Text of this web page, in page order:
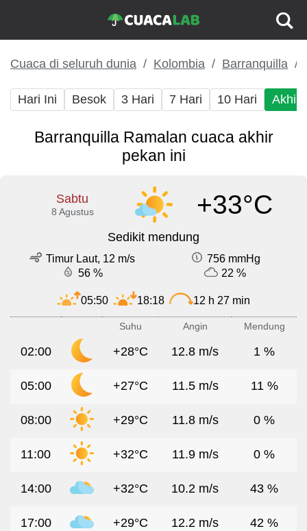
Cuaca di seluruh dunia Kolombia Barranquilla
Hari Ini Besok 3 Hari 7 Hari 10 Hari Akhir
Barranquilla Ramalan cuaca akhir
pekan ini
Sabtu
8 Agustus +33°C
Sedikit mendung
Timur Laut, 12 m/s
756 mmHg
56 %
22 %
05:50 18:18 12 h 27 min
Suhu Angin Mendung
02:00 +28°C 12.8 m/s 1 %
05:00 +27°C 11.5 m/s 11 %
08:00 +29°C 11.8 m/s 0 %
11:00 +32°C 11.9 m/s 0 %
14:00 +32°C 10.2 m/s 43 %
17:00 +29°C 12.2 m/s 42 %